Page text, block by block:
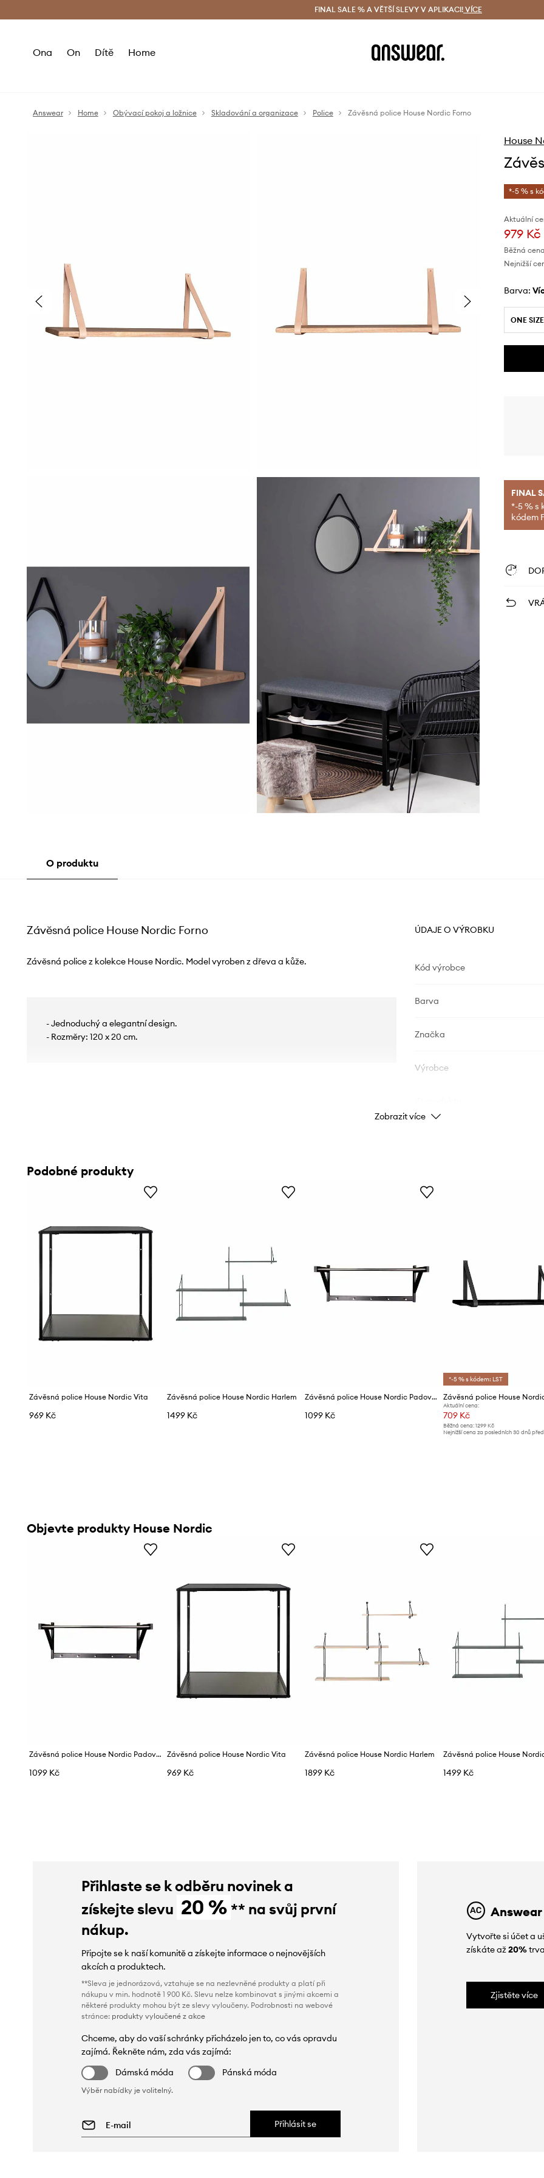
Doručení a vrácení zdarma (od 1800 Kč) Doručení i do 24 h
FINAL SALE % A VĚTŠÍ SLEVY V APLIKACI! VÍCE
Ona On Dítě Home
Answear Home Obývací pokoj a ložnice Skladování a organizace Police Závěsná police House Nordic Forno
House
*-5 % s
Aktuální
979 Kč
Běžná
Nejnižší
Barva:
ONE SIZE
FINAL
*-5 % s
kódem
O produktu
Závěsná police House Nordic Forno
Závěsná police z kolekce House Nordic. Model vyroben z dřeva a kůže.
- Jednoduchý a elegantní design.
- Rozměry: 120 x 20 cm.
ÚDAJE O VÝROBKU
Kód výrobce
Barva
Značka
Výrobce
Zobrazit více
Podobné produkty
Závěsná police House Nordic Vita
969 Kč
Závěsná police House Nordic Harlem
1499 Kč
Závěsná police House Nordic Padova
1099 Kč
*-5 % s kódem: LST
Závěsná police House
Aktuální cena:
709 Kč
Běžná cena: 1299 Kč
Nejnižší cena za posledních 30 dnů
Objevte produkty House Nordic
Závěsná police House Nordic Padova
1099 Kč
Závěsná police House Nordic Vita
969 Kč
Závěsná police House Nordic Harlem
1899 Kč
Závěsná police House
1499 Kč
Přihlaste se k odběru novinek a
získejte slevu 20 % ** na svůj první
nákup.
Připojte se k naší komunitě a získejte informace o nejnovějších
akcích a produktech.
**Sleva je jednorázová, vztahuje se na nezlevněné produkty a platí při
nákupu v min. hodnotě 1 900 Kč. Slevu nelze kombinovat s jinými akcemi a
některé produkty mohou být ze slevy vyloučeny. Podrobnosti na webové
stránce: produkty vyloučené z akce
Chceme, aby do vaší schránky přicházelo jen to, co vás opravdu
zajímá. Řekněte nám, zda vás zajímá:
Dámská móda
Pánská móda
Výběr nabídky je volitelný.
Přihlásit se
Vytvořte si účet a
získáte až20%
Zjistěte více